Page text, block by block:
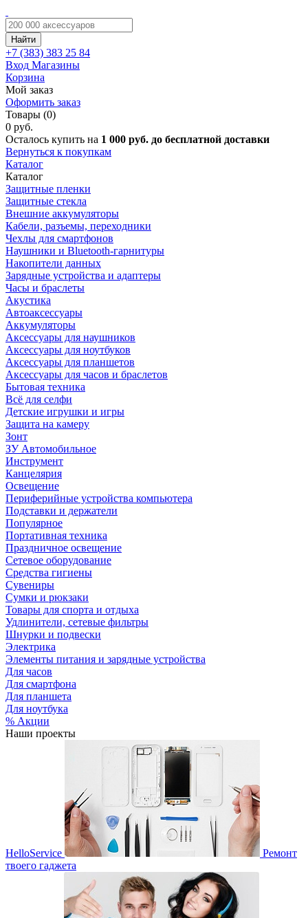
Найти
+7 (383) 383 25 84
Вход Магазины
Корзина
Мой заказ
Оформить заказ
Товары (0)
0 руб.
Осталось купить на 1 000 руб. до бесплатной доставки
Вернуться к покупкам
Каталог
Каталог
Защитные пленки
Защитные стекла
Внешние аккумуляторы
Кабели, разъемы, переходники
Чехлы для смартфонов
Наушники и Bluetooth-гарнитуры
Накопители данных
Зарядные устройства и адаптеры
Часы и браслеты
Акустика
Автоаксессуары
Аккумуляторы
Аксессуары для наушников
Аксессуары для ноутбуков
Аксессуары для планшетов
Аксессуары для часов и браслетов
Бытовая техника
Всё для селфи
Детские игрушки и игры
Защита на камеру
Зонт
ЗУ Автомобильное
Инструмент
Канцелярия
Освещение
Периферийные устройства компьютера
Подставки и держатели
Популярное
Портативная техника
Праздничное освещение
Сетевое оборудование
Средства гигиены
Сувениры
Сумки и рюкзаки
Товары для спорта и отдыха
Удлинители, сетевые фильтры
Шнурки и подвески
Электрика
Элементы питания и зарядные устройства
Для часов
Для смартфона
Для планшета
Для ноутбука
% Акции
Наши проекты
HelloService
Ремонт
твоего гаджета